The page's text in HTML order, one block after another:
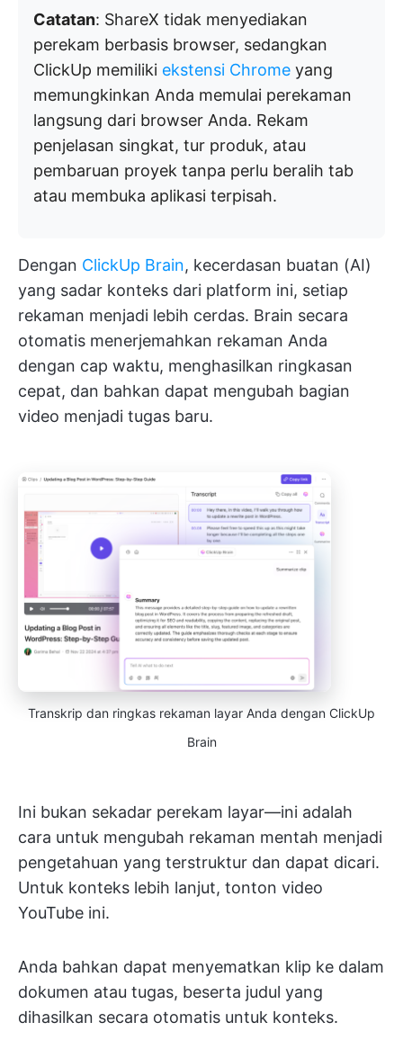
Catatan: ShareX tidak menyediakan
perekam berbasis browser, sedangkan
ClickUp memiliki ekstensi Chrome yang
memungkinkan Anda memulai perekaman
langsung dari browser Anda. Rekam
penjelasan singkat, tur produk, atau
pembaruan proyek tanpa perlu beralih tab
atau membuka aplikasi terpisah.
Dengan ClickUp Brain, kecerdasan buatan (AI)
yang sadar konteks dari platform ini, setiap
rekaman menjadi lebih cerdas. Brain secara
otomatis menerjemahkan rekaman Anda
dengan cap waktu, menghasilkan ringkasan
cepat, dan bahkan dapat mengubah bagian
video menjadi tugas baru.
Transkrip dan ringkas rekaman layar Anda dengan ClickUp
Brain
Ini bukan sekadar perekam layar—ini adalah
cara untuk mengubah rekaman mentah menjadi
pengetahuan yang terstruktur dan dapat dicari.
Untuk konteks lebih lanjut, tonton video
YouTube ini.
Anda bahkan dapat menyematkan klip ke dalam
dokumen atau tugas, beserta judul yang
dihasilkan secara otomatis untuk konteks.